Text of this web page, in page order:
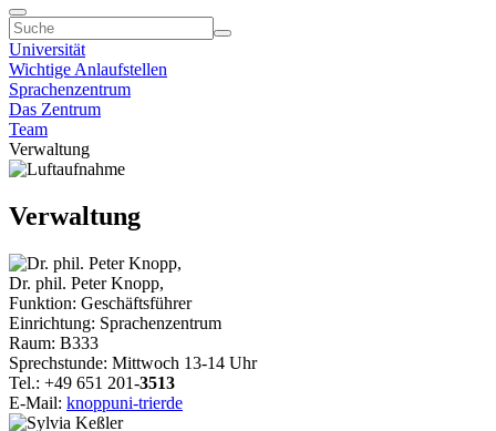
Universität
Wichtige Anlaufstellen
Sprachenzentrum
Das Zentrum
Team
Verwaltung
Verwaltung
Dr. phil. Peter Knopp,
Funktion: Geschäftsführer
Einrichtung: Sprachenzentrum
Raum: B333
Sprechstunde: Mittwoch 13-14 Uhr
Tel.: +49 651 201-3513
E-Mail: knoppuni-trierde